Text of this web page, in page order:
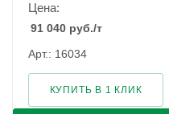
Цена:
91 040 руб./т
Арт.: 16034
КУПИТЬ В 1 КЛИК